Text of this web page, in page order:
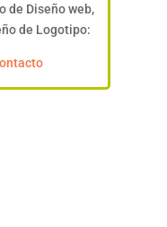
de Diseño web,
de Logotipo: